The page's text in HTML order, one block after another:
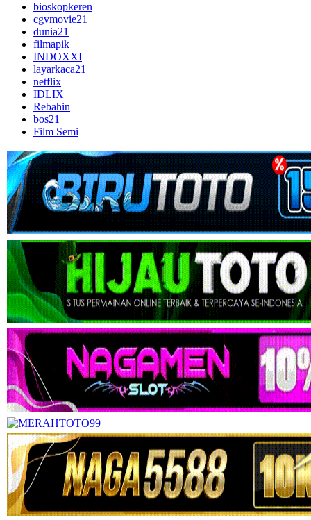
bioskopkeren
cgvmovie21
dunia21
filmapik
INDOXXI
layarkaca21
netflix
IDLIX
Rebahin
bos21
Film Semi